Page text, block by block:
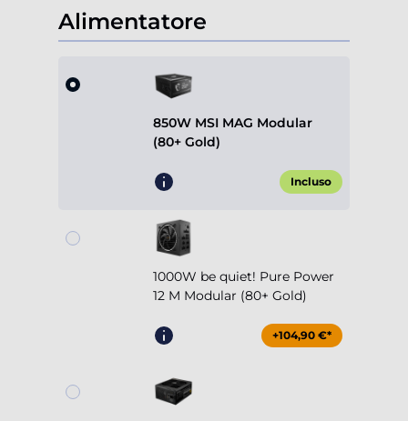
Alimentatore
850W MSI MAG Modular
(80+ Gold)
Incluso
1000W be quiet! Pure Power
12 M Modular (80+ Gold)
+104,90 €*